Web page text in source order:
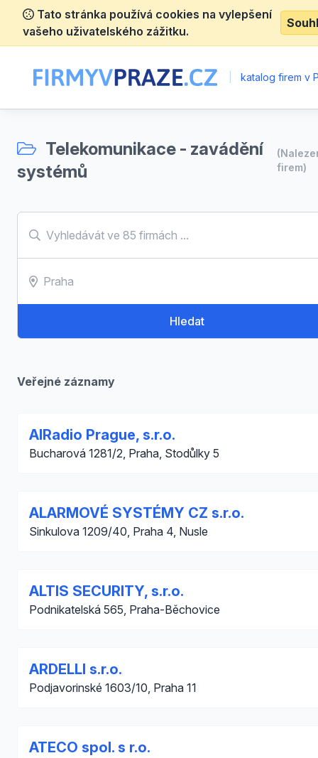
Tato stránka používá cookies na vylepšení
vašeho uživatelského zážitku.
katalog firem v
Telekomunikace - zavádění
systémů
firem)
Hledat
Veřejné záznamy
AIRadio Prague, s.r.o.
Bucharová 1281/2, Praha, Stodůlky 5
ALARMOVÉ SYSTÉMY CZ s.r.o.
Sinkulova 1209/40, Praha 4, Nusle
ALTIS SECURITY, s.r.o.
Podnikatelská 565, Praha-Běchovice
ARDELLI s.r.o.
Podjavorinské 1603/10, Praha 11
ATECO spol. s r.o.